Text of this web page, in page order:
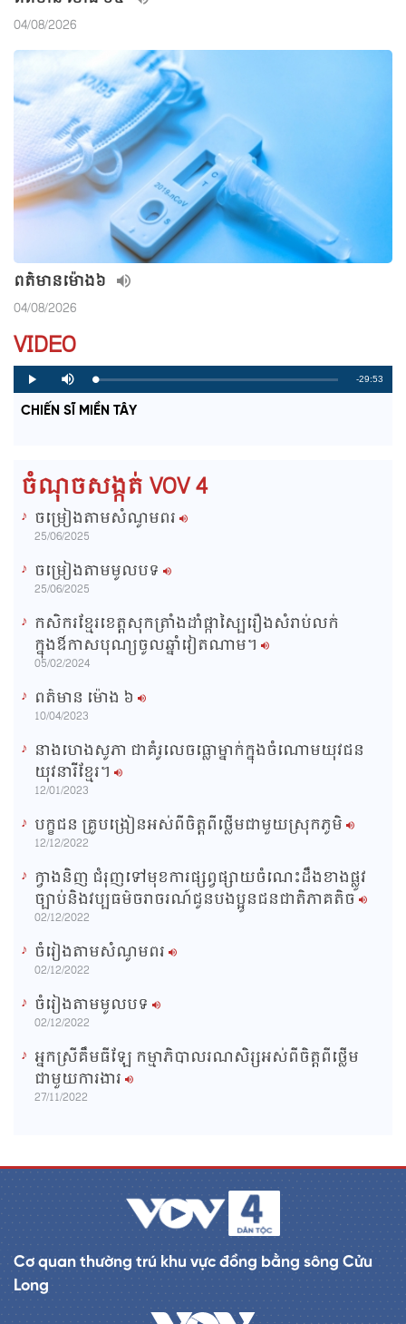
04/08/2026
ពត៌មាន​ម៉ោង៦
04/08/2026
VIDEO
P
l
y
M
u
e
L
o
a
d
P
r
o
g
R
-29:53
CHIẾN SĨ MIỀN TÂY
ចំណុចសង្កត់ VOV 4
ចម្រៀងតាមសំណូមពរ
25/06/2025
ចម្រៀងតាមមូលបទ
25/06/2025
កសិករខ្មែរខេត្តសុកត្រាំងដាំផ្កាស្បៃរឿងសំរាប់លក់
ក្នុងឳកាសបុណ្យចូលឆ្នាំវៀតណាម។
05/02/2024
ពត៌មាន ម៉ោង​ ៦
10/04/2023
នាងហេងសូភា ជាគំរូលេចធ្លោម្នាក់ក្នុងចំណោមយុវជន
យុវនារីខ្មែរ។
12/01/2023
បក្ខជន គ្រូបង្រៀនអស់ពីចិត្តពីថ្លើមជាមួយស្រុកភូមិ
12/12/2022
ក្វាងនិញ ជំរុញទៅមុខការផ្សព្វផ្សាយចំណេះដឹងខាងផ្លូវ
ច្បាប់និងវប្បធម៌ចរាចរណ៍ជូនបងប្អូនជនជាតិភាគតិច
02/12/2022
ចំរៀងតាមសំណូមពរ
02/12/2022
ចំរៀងតាមមូលបទ
02/12/2022
អ្នកស្រីគឹមធីឡែ កម្មាភិបាលរណសិរ្សអស់ពីចិត្តពីថ្លើម
ជាមួយការងារ
27/11/2022
Cơ quan thường trú khu vực đồng bằng sông Cửu
Long